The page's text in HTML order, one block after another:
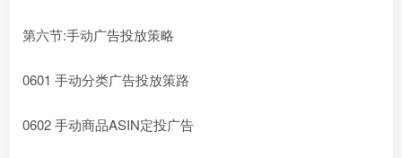
第六节:手动广告投放策略
0601 手动分类广告投放策路
0602 手动商品ASIN定投广告